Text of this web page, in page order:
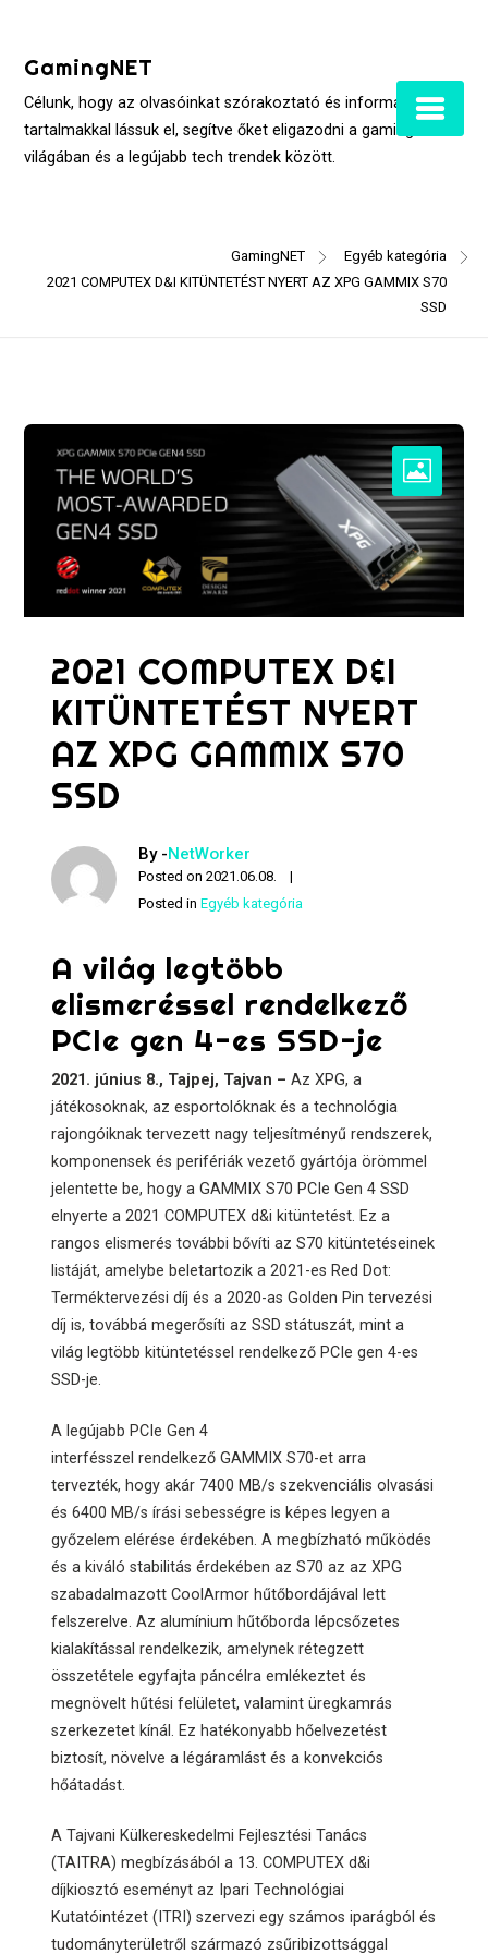
contentGamingNET
Célunk, hogy az olvasóinkat szórakoztató és informatív
tartalmakkal lássuk el, segítve őket eligazodni a gaming
világában és a legújabb tech trendek között.
GamingNET
Egyéb kategória
2021 COMPUTEX D&I KITÜNTETÉST NYERT AZ XPG GAMMIX S70
SSD
2021 COMPUTEX D&I
KITÜNTETÉST NYERT
AZ XPG GAMMIX S70
SSD
By -NetWorker
Posted on2021.06.08.
Posted inEgyéb kategória
A világ legtöbb
elismeréssel rendelkező
PCIe gen 4-es SSD-je
2021. június 8., Tajpej, Tajvan – Az XPG, a
játékosoknak, az esportolóknak és a technológia
rajongóiknak tervezett nagy teljesítményű rendszerek,
komponensek és perifériák vezető gyártója örömmel
jelentette be, hogy a GAMMIX S70 PCIe Gen 4 SSD
elnyerte a 2021 COMPUTEX d&i kitüntetést. Ez a
rangos elismerés további bővíti az S70 kitüntetéseinek
listáját, amelybe beletartozik a 2021-es Red Dot:
Terméktervezési díj és a 2020-as Golden Pin tervezési
díj is, továbbá megerősíti az SSD státuszát, mint a
világ legtöbb kitüntetéssel rendelkező PCIe gen 4-es
SSD-je.
A legújabb PCIe Gen 4
interfésszel rendelkező GAMMIX S70-et arra
tervezték, hogy akár 7400 MB/s szekvenciális olvasási
és 6400 MB/s írási sebességre is képes legyen a
győzelem elérése érdekében. A megbízható működés
és a kiváló stabilitás érdekében az S70 az az XPG
szabadalmazott CoolArmor hűtőbordájával lett
felszerelve. Az alumínium hűtőborda lépcsőzetes
kialakítással rendelkezik, amelynek rétegzett
összetétele egyfajta páncélra emlékeztet és
megnövelt hűtési felületet, valamint üregkamrás
szerkezetet kínál. Ez hatékonyabb hőelvezetést
biztosít, növelve a légáramlást és a konvekciós
hőátadást.
A Tajvani Külkereskedelmi Fejlesztési Tanács
(TAITRA) megbízásából a 13. COMPUTEX d&i
díjkiosztó eseményt az Ipari Technológiai
Kutatóintézet (ITRI) szervezi egy számos iparágból és
tudományterületről származó zsűribizottsággal